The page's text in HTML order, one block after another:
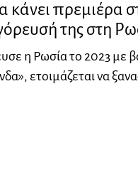
πρεμιέρα
της στη
η Ρωσία το 2023 με
ετοιμάζεται να